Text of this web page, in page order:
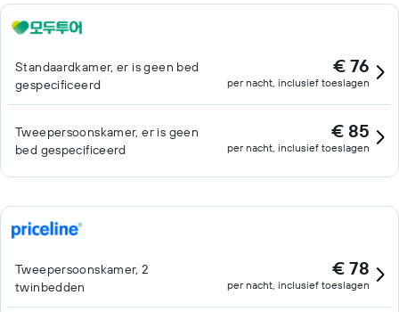
Standaardkamer, er is geen bed
gespecificeerd
€ 76
per nacht, inclusief toeslagen
Tweepersoonskamer, er is geen
bed gespecificeerd
€ 85
per nacht, inclusief toeslagen
Tweepersoonskamer, 2
twinbedden
€ 78
per nacht, inclusief toeslagen